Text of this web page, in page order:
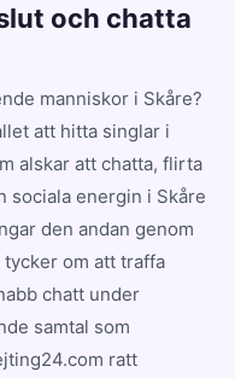
och chatta
manniskor i Skåre?
att hitta singlar i
alskar att chatta, flirta
sociala energin i Skåre
den andan genom
om att traffa
chatt under
samtal som
ratt